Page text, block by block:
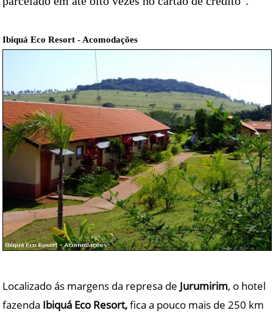
Ibiquá Eco Resort - Acomodações
Localizado ás margens da represa de Jurumirim, o hotel
fazenda Ibiquá Eco Resort,fica a pouco mais de 250 km